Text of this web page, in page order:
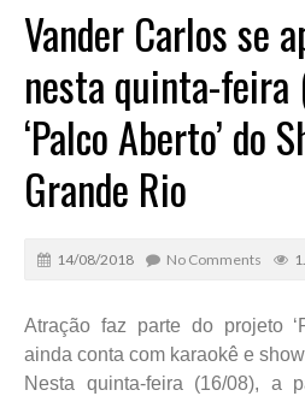
Vander Carlos se
nesta quinta-
‘Palco Aberto’ do
Grande Rio
14/08/2018 No Comments
Atração faz parte do projeto
ainda conta com karaokê e
Nesta quinta-feira (16/08), a